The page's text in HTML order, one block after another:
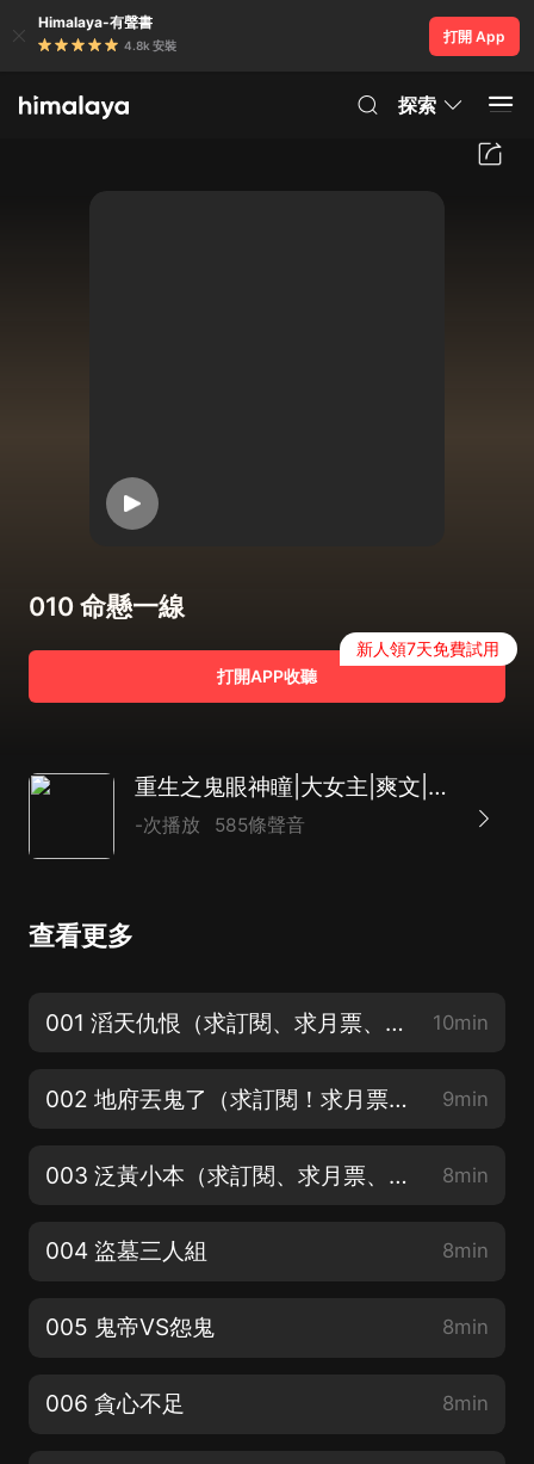
Himalaya-有聲書
4.8k 安裝
打開 App
探索
010 命懸一線
打開APP收聽
新人領7天免費試用
重生之鬼眼神瞳|大女主|爽文|搞笑|搞事業|輕恐怖懸疑
-次播放 585條聲音
查看更多
001 滔天仇恨（求訂閱、求月票、求點讚！） 10min
002 地府丟鬼了（求訂閱！求月票！求點讚！） 9min
003 泛黃小本（求訂閱、求月票、求點讚！） 8min
004 盜墓三人組 8min
005 鬼帝VS怨鬼 8min
006 貪心不足 8min